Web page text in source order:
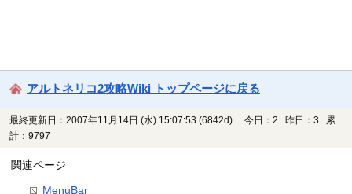
アルトネリコ2攻略Wiki トップページに戻る
最終更新日：2007年11月14日 (水) 15:07:53 (6842d)
今日：2 昨日：3 累
計：9797
関連ページ
MenuBar